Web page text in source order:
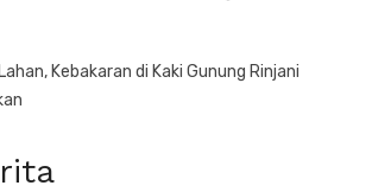
Kebakaran di Kaki Gunung Rinjani